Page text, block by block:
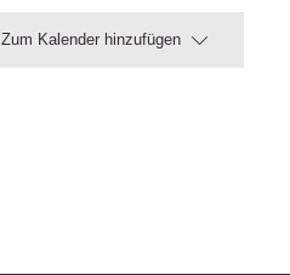
Zum Kalender hinzufügen